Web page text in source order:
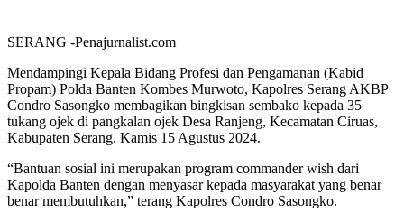
SERANG -Penajurnalist.com
Mendampingi Kepala Bidang Profesi dan Pengamanan (Kabid
Propam) Polda Banten Kombes Murwoto, Kapolres Serang AKBP
Condro Sasongko membagikan bingkisan sembako kepada 35
tukang ojek di pangkalan ojek Desa Ranjeng, Kecamatan Ciruas,
Kabupaten Serang, Kamis 15 Agustus 2024.
“Bantuan sosial ini merupakan program commander wish dari
Kapolda Banten dengan menyasar kepada masyarakat yang benar
benar membutuhkan,” terang Kapolres Condro Sasongko.